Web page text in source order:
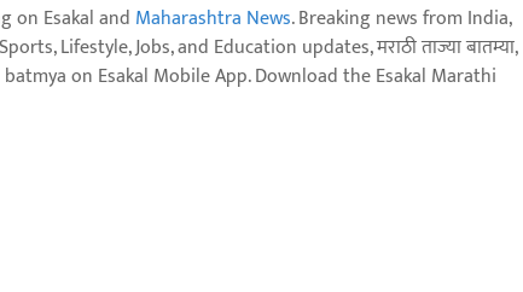
on Esakal and Maharashtra News. Breaking news from India,
Lifestyle, Jobs, and Education updates, मराठी ताज्या बातम्या,
batmya on Esakal Mobile App. Download the Esakal Marathi